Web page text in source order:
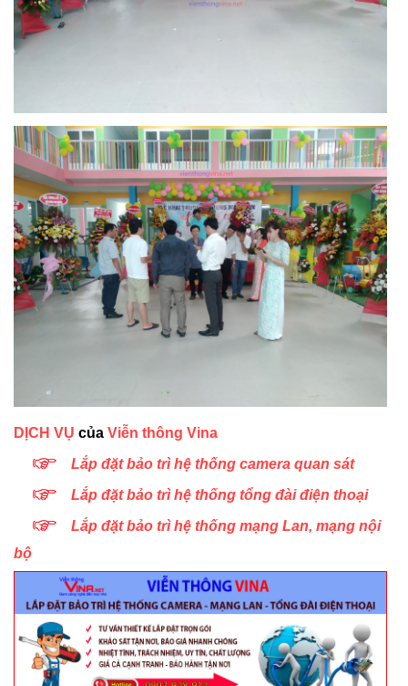
DỊCH VỤ của Viễn thông Vina
Lắp đặt bảo trì hệ thống camera quan sát
Lắp đặt bảo trì hệ thống tổng đài điện thoại
Lắp đặt bảo trì hệ thống mạng Lan, mạng nội
bộ